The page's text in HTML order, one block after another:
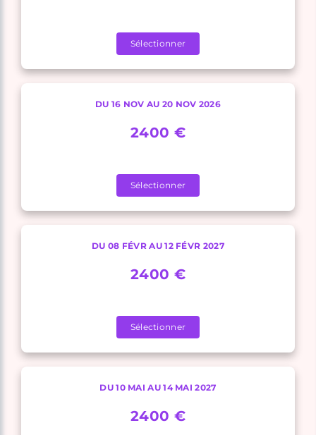
Sélectionner
DU 16 NOV AU 20 NOV 2026
2400 €
Sélectionner
DU 08 FÉVR AU 12 FÉVR 2027
2400 €
Sélectionner
DU 10 MAI AU 14 MAI 2027
2400 €